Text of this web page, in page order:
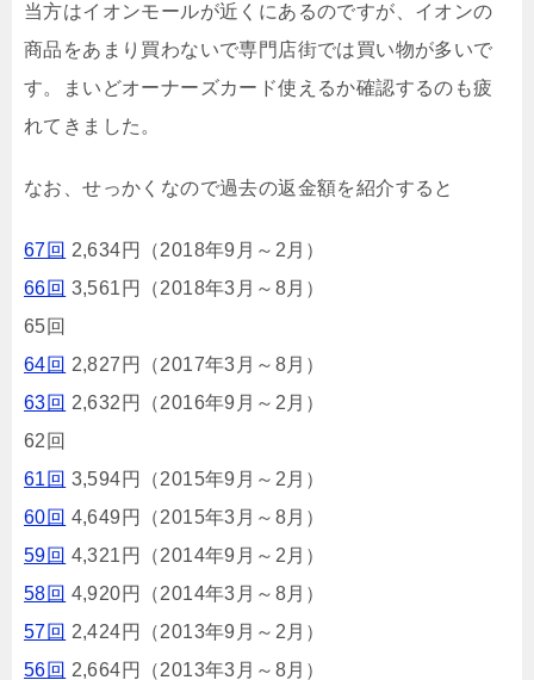
当方はイオンモールが近くにあるのですが、イオンの
商品をあまり買わないで専門店街では買い物が多いで
す。まいどオーナーズカード使えるか確認するのも疲
れてきました。
なお、せっかくなので過去の返金額を紹介すると
67回 2,634円（2018年9月～2月）
66回 3,561円（2018年3月～8月）
65回
64回 2,827円（2017年3月～8月）
63回 2,632円（2016年9月～2月）
62回
61回 3,594円（2015年9月～2月）
60回 4,649円（2015年3月～8月）
59回 4,321円（2014年9月～2月）
58回 4,920円（2014年3月～8月）
57回 2,424円（2013年9月～2月）
56回 2,664円（2013年3月～8月）